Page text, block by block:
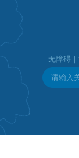
无障碍｜